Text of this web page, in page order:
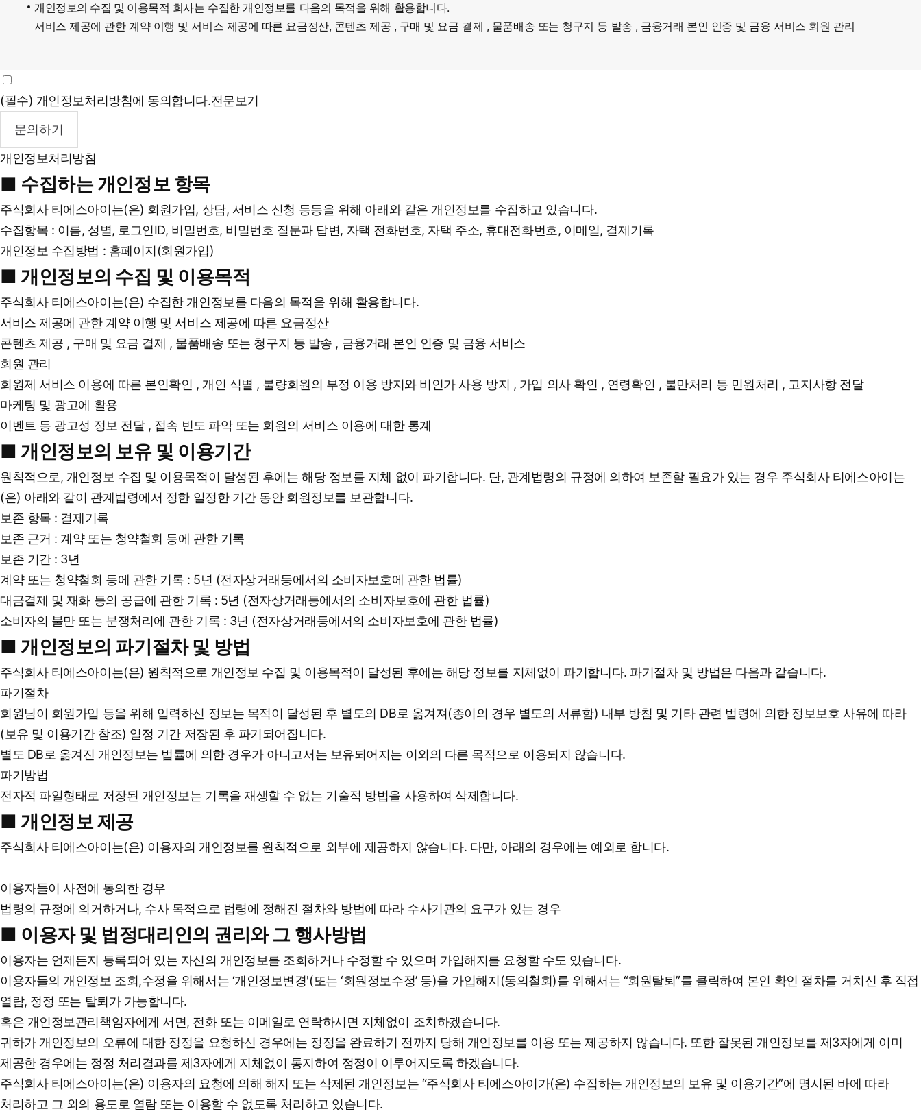
개인정보의 수집 및 이용목적 회사는 수집한 개인정보를 다음의 목적을 위해 활용합니다.
서비스 제공에 관한 계약 이행 및 서비스 제공에 따른 요금정산, 콘텐츠 제공 , 구매 및 요금 결제 , 물품배송 또는 청구지 등 발송 , 금융거래 본인 인증 및 금융 서비스 회원 관리
(필수) 개인정보처리방침에 동의합니다.전문보기
개인정보처리방침
■ 수집하는 개인정보 항목
주식회사 티에스아이는(은) 회원가입, 상담, 서비스 신청 등등을 위해 아래와 같은 개인정보를 수집하고 있습니다.
수집항목 : 이름, 성별, 로그인ID, 비밀번호, 비밀번호 질문과 답변, 자택 전화번호, 자택 주소, 휴대전화번호, 이메일, 결제기록
개인정보 수집방법 : 홈페이지(회원가입)
■ 개인정보의 수집 및 이용목적
주식회사 티에스아이는(은) 수집한 개인정보를 다음의 목적을 위해 활용합니다.
서비스 제공에 관한 계약 이행 및 서비스 제공에 따른 요금정산
콘텐츠 제공 , 구매 및 요금 결제 , 물품배송 또는 청구지 등 발송 , 금융거래 본인 인증 및 금융 서비스
회원 관리
회원제 서비스 이용에 따른 본인확인 , 개인 식별 , 불량회원의 부정 이용 방지와 비인가 사용 방지 , 가입 의사 확인 , 연령확인 , 불만처리 등 민원처리 , 고지사항 전달
마케팅 및 광고에 활용
이벤트 등 광고성 정보 전달 , 접속 빈도 파악 또는 회원의 서비스 이용에 대한 통계
■ 개인정보의 보유 및 이용기간
원칙적으로, 개인정보 수집 및 이용목적이 달성된 후에는 해당 정보를 지체 없이 파기합니다. 단, 관계법령의 규정에 의하여 보존할 필요가 있는 경우 주식회사 티에스아이는
(은) 아래와 같이 관계법령에서 정한 일정한 기간 동안 회원정보를 보관합니다.
보존 항목 : 결제기록
보존 근거 : 계약 또는 청약철회 등에 관한 기록
보존 기간 : 3년
계약 또는 청약철회 등에 관한 기록 : 5년 (전자상거래등에서의 소비자보호에 관한 법률)
대금결제 및 재화 등의 공급에 관한 기록 : 5년 (전자상거래등에서의 소비자보호에 관한 법률)
소비자의 불만 또는 분쟁처리에 관한 기록 : 3년 (전자상거래등에서의 소비자보호에 관한 법률)
■ 개인정보의 파기절차 및 방법
주식회사 티에스아이는(은) 원칙적으로 개인정보 수집 및 이용목적이 달성된 후에는 해당 정보를 지체없이 파기합니다. 파기절차 및 방법은 다음과 같습니다.
파기절차
회원님이 회원가입 등을 위해 입력하신 정보는 목적이 달성된 후 별도의 DB로 옮겨져(종이의 경우 별도의 서류함) 내부 방침 및 기타 관련 법령에 의한 정보보호 사유에 따라
(보유 및 이용기간 참조) 일정 기간 저장된 후 파기되어집니다.
별도 DB로 옮겨진 개인정보는 법률에 의한 경우가 아니고서는 보유되어지는 이외의 다른 목적으로 이용되지 않습니다.
파기방법
전자적 파일형태로 저장된 개인정보는 기록을 재생할 수 없는 기술적 방법을 사용하여 삭제합니다.
■ 개인정보 제공
주식회사 티에스아이는(은) 이용자의 개인정보를 원칙적으로 외부에 제공하지 않습니다. 다만, 아래의 경우에는 예외로 합니다.
이용자들이 사전에 동의한 경우
법령의 규정에 의거하거나, 수사 목적으로 법령에 정해진 절차와 방법에 따라 수사기관의 요구가 있는 경우
■ 이용자 및 법정대리인의 권리와 그 행사방법
이용자는 언제든지 등록되어 있는 자신의 개인정보를 조회하거나 수정할 수 있으며 가입해지를 요청할 수도 있습니다.
이용자들의 개인정보 조회,수정을 위해서는 ‘개인정보변경'(또는 ‘회원정보수정’ 등)을 가입해지(동의철회)를 위해서는 “회원탈퇴”를 클릭하여 본인 확인 절차를 거치신 후 직접
열람, 정정 또는 탈퇴가 가능합니다.
혹은 개인정보관리책임자에게 서면, 전화 또는 이메일로 연락하시면 지체없이 조치하겠습니다.
귀하가 개인정보의 오류에 대한 정정을 요청하신 경우에는 정정을 완료하기 전까지 당해 개인정보를 이용 또는 제공하지 않습니다. 또한 잘못된 개인정보를 제3자에게 이미
제공한 경우에는 정정 처리결과를 제3자에게 지체없이 통지하여 정정이 이루어지도록 하겠습니다.
주식회사 티에스아이는(은) 이용자의 요청에 의해 해지 또는 삭제된 개인정보는 “주식회사 티에스아이가(은) 수집하는 개인정보의 보유 및 이용기간”에 명시된 바에 따라
처리하고 그 외의 용도로 열람 또는 이용할 수 없도록 처리하고 있습니다.